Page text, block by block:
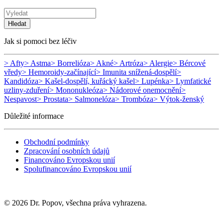
Hledat
Jak si pomoci bez léčiv
> Afty> Astma> Borrelióza> Akné> Artróza> Alergie> Bércové
vředy> Hemoroidy-začínající> Imunita snížená-dospělí>
Kandidóza> Kašel-dospělí, kuřácký kašel> Lupénka> Lymfatické
uzliny-zduření> Mononukleóza> Nádorové onemocnění>
Nespavost> Prostata> Salmonelóza> Trombóza> Výtok-ženský
Důležité informace
Obchodní podmínky
Zpracování osobních údajů
Financováno Evropskou unií
Spolufinancováno Evropskou unií
© 2026 Dr. Popov, všechna práva vyhrazena.